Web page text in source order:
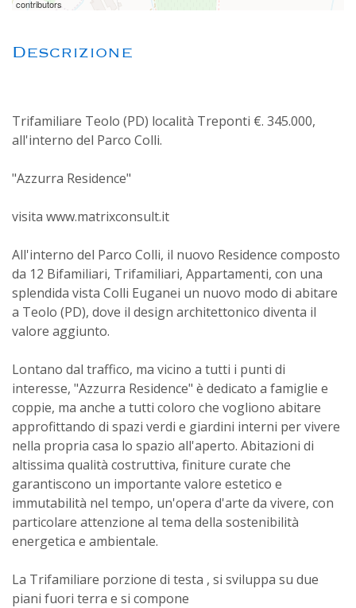
contributors
Descrizione
Trifamiliare Teolo (PD) località Treponti €. 345.000,
all'interno del Parco Colli.
"Azzurra Residence"
visita www.matrixconsult.it
All'interno del Parco Colli, il nuovo Residence composto
da 12 Bifamiliari, Trifamiliari, Appartamenti, con una
splendida vista Colli Euganei un nuovo modo di abitare
a Teolo (PD), dove il design architettonico diventa il
valore aggiunto.
Lontano dal traffico, ma vicino a tutti i punti di
interesse, "Azzurra Residence" è dedicato a famiglie e
coppie, ma anche a tutti coloro che vogliono abitare
approfittando di spazi verdi e giardini interni per vivere
nella propria casa lo spazio all'aperto. Abitazioni di
altissima qualità costruttiva, finiture curate che
garantiscono un importante valore estetico e
immutabilità nel tempo, un'opera d'arte da vivere, con
particolare attenzione al tema della sostenibilità
energetica e ambientale.
La Trifamiliare porzione di testa , si sviluppa su due
piani fuori terra e si compone